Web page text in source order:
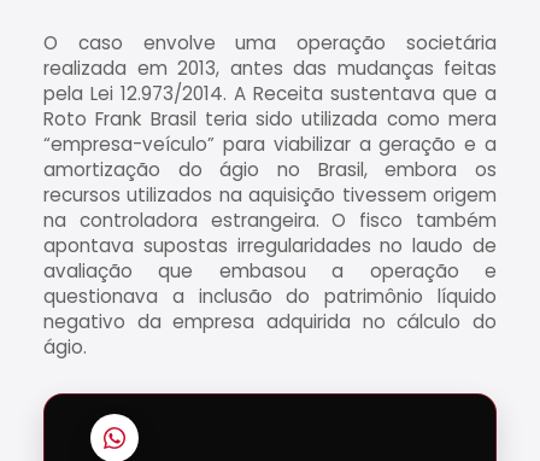
O caso envolve uma operação societária
realizada em 2013, antes das mudanças feitas
pela Lei 12.973/2014. A Receita sustentava que a
Roto Frank Brasil teria sido utilizada como mera
“empresa-veículo” para viabilizar a geração e a
amortização do ágio no Brasil, embora os
recursos utilizados na aquisição tivessem origem
na controladora estrangeira. O fisco também
apontava supostas irregularidades no laudo de
avaliação que embasou a operação e
questionava a inclusão do patrimônio líquido
negativo da empresa adquirida no cálculo do
ágio.